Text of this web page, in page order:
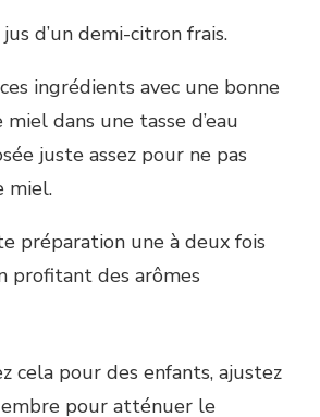
d’un demi-citron frais.
ingrédients avec une bonne
dans une tasse d’eau
juste assez pour ne pas
miel.
préparation une à deux fois
profitant des arômes
cela pour des enfants, ajustez
pour atténuer le